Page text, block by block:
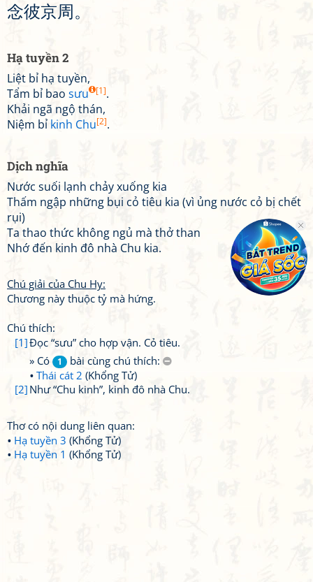
念彼京周 。
Hạ tuyền 2
Liệt bỉ hạ tuyền,
Tẩm bỉ bao sưu [1].
Khải ngã ngộ thán,
Niệm bỉ kinh Chu[2].
Dịch nghĩa
Nước suối lạnh chảy xuống kia
Thấm ngập những bụi cỏ tiêu kia (vì ủng nước cỏ bị chết
rụi)
Ta thao thức không ngủ mà thở than
Nhớ đến kinh đô nhà Chu kia.
Chú giải của Chu Hy:
Chương này thuộc tỷ mà hứng.
Chú thích:
[1]Đọc “sưu” cho hợp vận. Cỏ tiêu.
» Có
1
bài cùng chú thích:
Thái cát 2 (Khổng Tử)
[2] Như “Chu kinh”, kinh đô nhà Chu.
Thơ có nội dung liên quan:
Hạ tuyền 3 (Khổng Tử)
Hạ tuyền 1 (Khổng Tử)